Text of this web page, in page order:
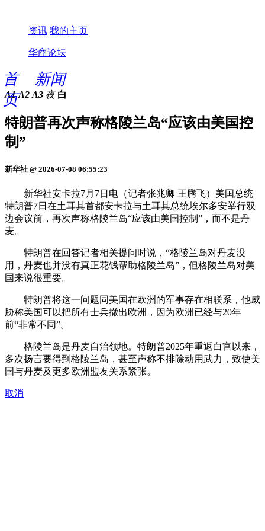
资讯 我的主页
华商论坛
首
页
新闻
A1 A2 A3 夜 白
特朗普再次声称格陵兰岛“应该由美国控
制”
新华社 @ 2026-07-08 06:55:23
新华社安卡拉7月7日电（记者张兆卿 王腾飞）美国总统
特朗普7日在土耳其首都安卡拉与土耳其总统埃尔多安举行双
边会议前，再次声称格陵兰岛“应该由美国控制”，而不是丹
麦。
特朗普在回答记者相关提问时说，“格陵兰岛对丹麦没
用，丹麦也并没有真正花钱帮助格陵兰岛”，但格陵兰岛对美
国来说很重要。
特朗普将这一问题同美国在欧洲的军事存在相联系，他威
胁称美国可以把所有士兵撤出欧洲，因为欧洲已经与20年
前“非常不同”。
格陵兰岛是丹麦自治领地。特朗普2025年重返白宫以来，
多次扬言要得到格陵兰岛，甚至声称不排除动用武力，致使美
国与丹麦及更多欧洲盟友关系紧张。
取消